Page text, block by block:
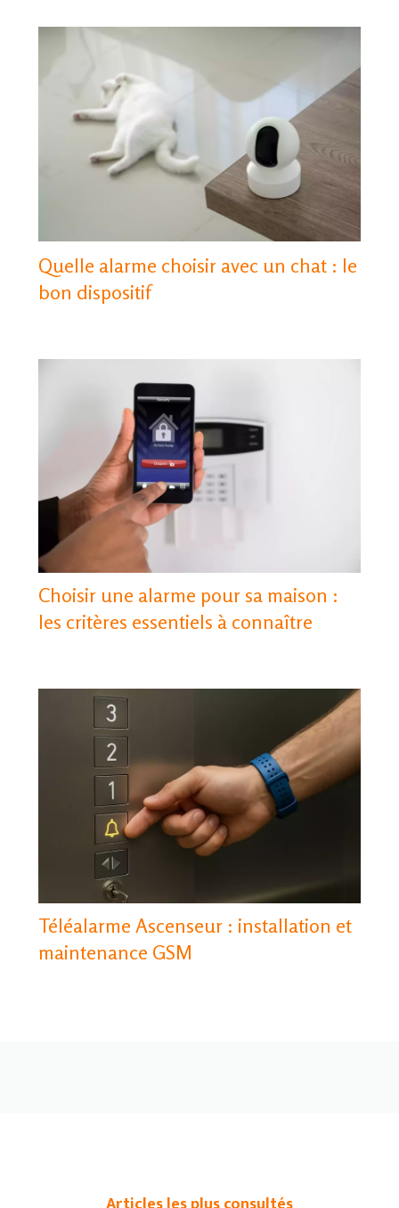
Quelle alarme choisir avec un chat : le
bon dispositif
Choisir une alarme pour sa maison :
les critères essentiels à connaître
Téléalarme Ascenseur : installation et
maintenance GSM